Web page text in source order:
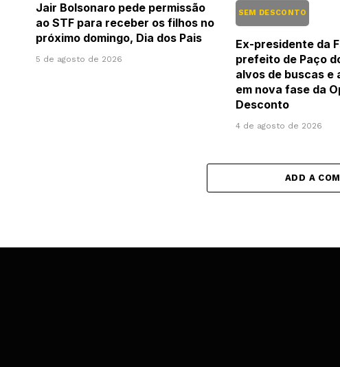
Jair Bolsonaro pede permissão
ao STF para receber os filhos no
próximo domingo, Dia dos Pais
5 de agosto de 2026
SEM DESCONTO
Ex-presidente da
prefeito de Paço
alvos de buscas e
em nova fase da
Desconto
4 de agosto de 2026
ADD A